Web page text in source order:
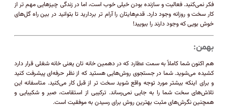
فکر نمی‌کنید. فعالیت و سازنده بودن خیلی خوب است، اما در زندگی چیزهایی مهم تر از
کار سخت و روزانه وجود دارد. قدم‌هایتان را آرام تر بردارید تا بتوانید در بین راه گل‌های
خوش بویی که وجود دارند را ببویید!
بهمن:
هم اکنون شما کاملاً به سمت عطارد که در دهمین خانه تان یعنی خانه شغلی قرار دارد
کشیده می‌شوید. شما در جستجوی روش‌هایی هستید که از نظر حرفه‌ای پیشرفت کنید
و برای اینکه بیشتر مورد توجه واقع شوید سخت تر از قبل کار می‌کنید. متاسفانه این
تلاش‌های سخت شما را به جایی نمی‌رساند. ترکیبی از استقامت، صبر و شکیبایی و
همچنین نگرش‌های مثبت بهترین روش برای رسیدن به موفقیت است.